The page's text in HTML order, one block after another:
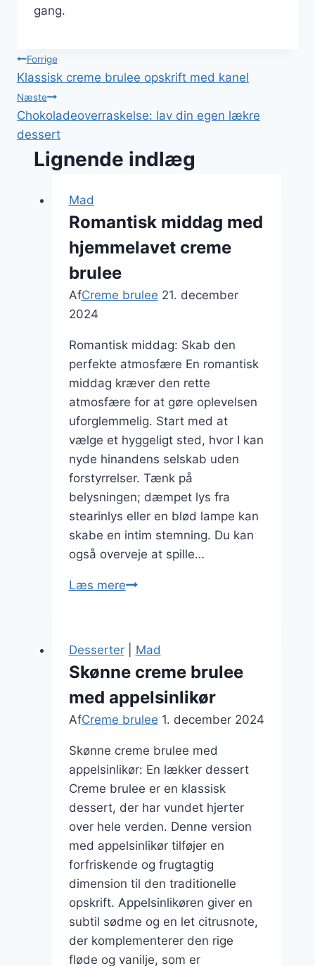
gang.
Indlægsnavigation
Forrige
Klassisk creme brulee opskrift med kanel
Næste
Chokoladeoverraskelse: lav din egen lækre
dessert
Lignende indlæg
Mad
Romantisk middag med
hjemmelavet creme
brulee
AfCreme brulee 21. december
2024
Romantisk middag: Skab den
perfekte atmosfære En romantisk
middag kræver den rette
atmosfære for at gøre oplevelsen
uforglemmelig. Start med at
vælge et hyggeligt sted, hvor I kan
nyde hinandens selskab uden
forstyrrelser. Tænk på
belysningen; dæmpet lys fra
stearinlys eller en blød lampe kan
skabe en intim stemning. Du kan
også overveje at spille…
Læs mereRomantisk
hjemmelavet
creme
brulee
Desserter| Mad
Skønne creme brulee
med appelsinlikør
AfCreme brulee 1. december 2024
Skønne creme brulee med
appelsinlikør: En lækker dessert
Creme brulee er en klassisk
dessert, der har vundet hjerter
over hele verden. Denne version
med appelsinlikør tilføjer en
forfriskende og frugtagtig
dimension til den traditionelle
opskrift. Appelsinlikøren giver en
subtil sødme og en let citrusnote,
der komplementerer den rige
fløde og vanilje, som er